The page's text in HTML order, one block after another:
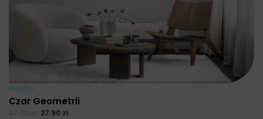
Plakaty
Czar Geometrii
27.90 zł